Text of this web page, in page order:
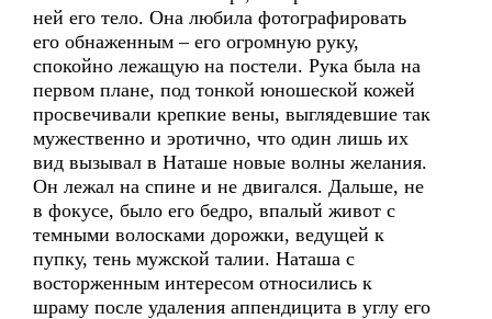
ней его тело. Она любила фотографировать
его обнаженным – его огромную руку,
спокойно лежащую на постели. Рука была на
первом плане, под тонкой юношеской кожей
просвечивали крепкие вены, выглядевшие так
мужественно и эротично, что один лишь их
вид вызывал в Наташе новые волны желания.
Он лежал на спине и не двигался. Дальше, не
в фокусе, было его бедро, впалый живот с
темными волосками дорожки, ведущей к
пупку, тень мужской талии. Наташа с
восторженным интересом относились к
шраму после удаления аппендицита в углу его